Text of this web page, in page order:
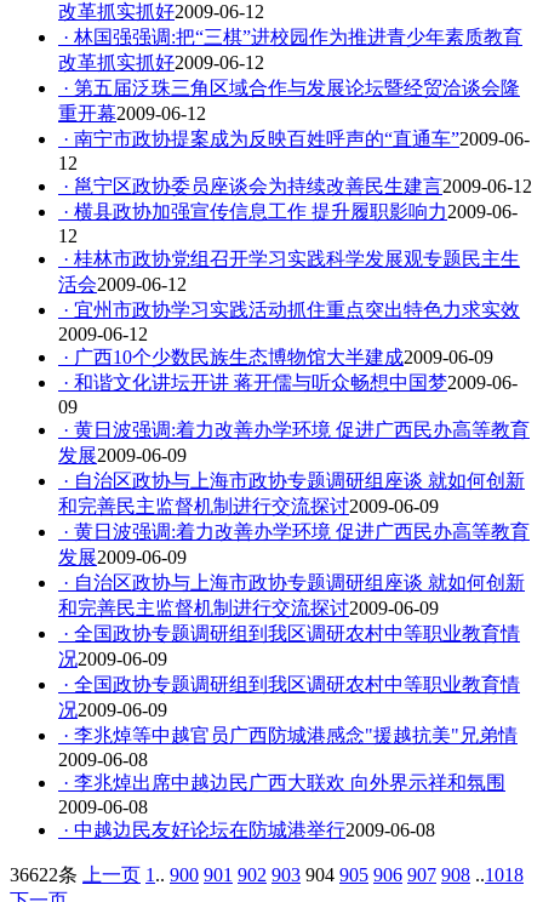
改革抓实抓好2009-06-12
· 林国强强调:把“三棋”进校园作为推进青少年素质教育
改革抓实抓好2009-06-12
· 第五届泛珠三角区域合作与发展论坛暨经贸洽谈会隆
重开幕2009-06-12
· 南宁市政协提案成为反映百姓呼声的“直通车”2009-06-
12
· 邕宁区政协委员座谈会为持续改善民生建言2009-06-12
· 横县政协加强宣传信息工作 提升履职影响力2009-06-
12
· 桂林市政协党组召开学习实践科学发展观专题民主生
活会2009-06-12
· 宜州市政协学习实践活动抓住重点突出特色力求实效
2009-06-12
· 广西10个少数民族生态博物馆大半建成2009-06-09
· 和谐文化讲坛开讲 蒋开儒与听众畅想中国梦2009-06-
09
· 黄日波强调:着力改善办学环境 促进广西民办高等教育
发展2009-06-09
· 自治区政协与上海市政协专题调研组座谈 就如何创新
和完善民主监督机制进行交流探讨2009-06-09
· 黄日波强调:着力改善办学环境 促进广西民办高等教育
发展2009-06-09
· 自治区政协与上海市政协专题调研组座谈 就如何创新
和完善民主监督机制进行交流探讨2009-06-09
· 全国政协专题调研组到我区调研农村中等职业教育情
况2009-06-09
· 全国政协专题调研组到我区调研农村中等职业教育情
况2009-06-09
· 李兆焯等中越官员广西防城港感念"援越抗美"兄弟情
2009-06-08
· 李兆焯出席中越边民广西大联欢 向外界示祥和氛围
2009-06-08
· 中越边民友好论坛在防城港举行2009-06-08
36622条 上一页 1 .. 900 901 902 903 904 905 906 907 908 ..1018